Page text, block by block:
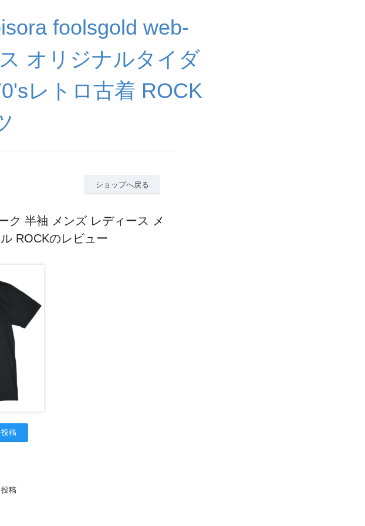
foolsgold web-
オリジナルタイダ
レトロ古着 ROCK
ショップへ戻る
ク 半袖 メンズ レディース メ
ROCKのレビュー
稿
稿